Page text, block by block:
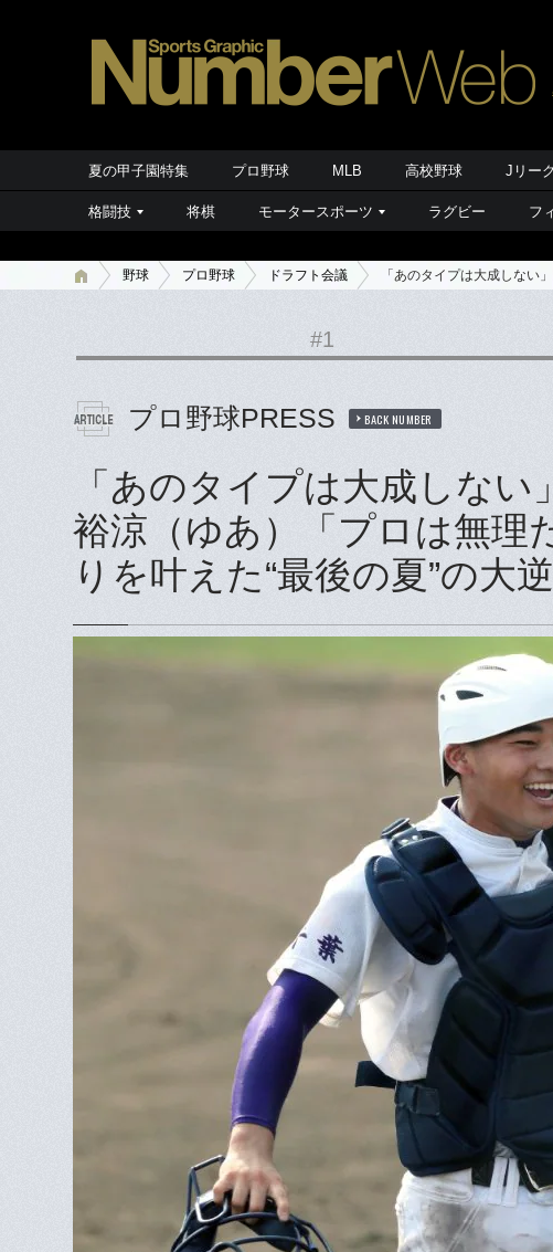
夏の甲子園特集 プロ野球 MLB 高校野球 Jリー
格闘技 将棋 モータースポーツ ラグビー フ
野球 プロ野球 ドラフト会議 「あのタイプは大成しない
#1
プロ野球PRESS BACK NUMBER
「あのタイプは大成しない
裕涼（ゆあ）「プロは無理
りを叶えた“最後の夏”の大